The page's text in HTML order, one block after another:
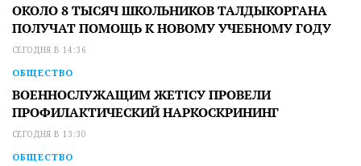
ОКОЛО 8 ТЫСЯЧ ШКОЛЬНИКОВ ТАЛДЫКОРГАНА
ПОЛУЧАТ ПОМОЩЬ К НОВОМУ УЧЕБНОМУ ГОДУ
СЕГОДНЯ В 14:36
ОБЩЕСТВО
ВОЕННОСЛУЖАЩИМ ЖЕТІСУ ПРОВЕЛИ
ПРОФИЛАКТИЧЕСКИЙ НАРКОСКРИНИНГ
СЕГОДНЯ В 13:30
ОБЩЕСТВО